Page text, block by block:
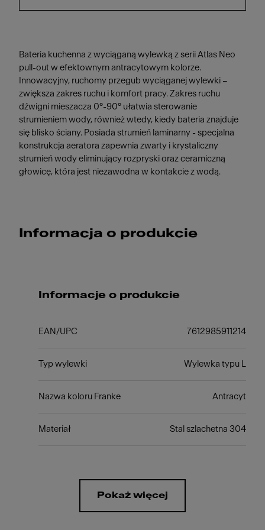
Bateria kuchenna z wyciąganą wylewką z serii Atlas Neo
pull-out w efektownym antracytowym kolorze.
Innowacyjny, ruchomy przegub wyciąganej wylewki –
zwiększa zakres ruchu i komfort pracy. Zakres ruchu
dźwigni mieszacza 0°-90° ułatwia sterowanie
strumieniem wody, również wtedy, kiedy bateria znajduje
się blisko ściany. Posiada strumień laminarny - specjalna
konstrukcja aeratora zapewnia zwarty i krystaliczny
strumień wody eliminujący rozpryski oraz ceramiczną
głowicę, która jest niezawodna w kontakcie z wodą.
Informacja o produkcie
Informacje o produkcie
EAN/UPC 7612985911214
Typ wylewki Wylewka typu L
Nazwa koloru Franke Antracyt
Materiał Stal szlachetna 304
Pokaż więcej